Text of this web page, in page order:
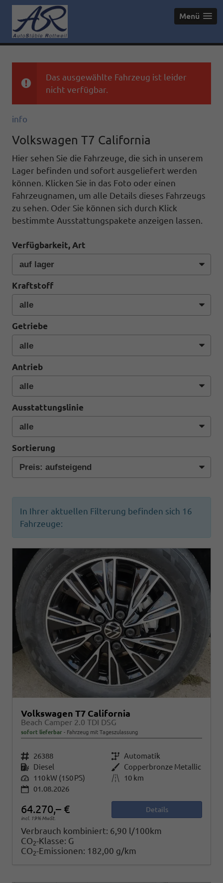
Menü
Das ausgewählte Fahrzeug ist leider
nicht verfügbar.
info
Volkswagen T7 California
Hier sehen Sie die Fahrzeuge, die sich in unserem
Lager befinden und sofort ausgeliefert werden
können. Klicken Sie in das Foto oder einen
Fahrzeugnamen, um alle Details dieses Fahrzeugs
zu sehen. Oder Sie können sich durch Klick
bestimmte Ausstattungspakete anzeigen lassen.
Verfügbarkeit, Art
Kraftstoff
Getriebe
Antrieb
Ausstattungslinie
Sortierung
In Ihrer aktuellen Filterung befinden sich 16
Fahrzeuge:
Volkswagen T7 California
Beach Camper 2.0 TDI DSG
sofort lieferbar Fahrzeug mit Tageszulassung
Fahrzeugnr. 26388 Getriebe Automatik
Kraftstoff Diesel Außenfarbe Copperbronze Metallic
Leistung 110 kW (150 PS) Kilometerstand
10 km
01.08.2026
64.270,– €
incl. 19% MwSt.
Details
Verbrauch kombiniert: 6,90 l/100km
CO2-Klasse: G
CO2-Emissionen: 182,00 g/km